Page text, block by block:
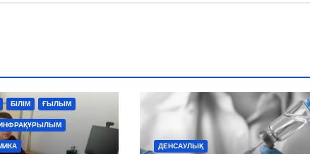
БІЛІМ ҒЫЛЫМ
ДЕНСАУЛЫҚ